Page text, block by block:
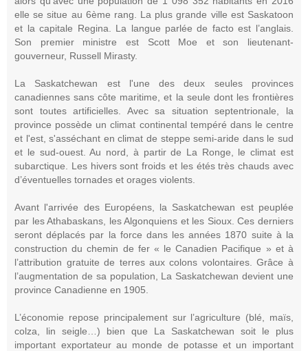
elle se situe au 6ème rang. La plus grande ville est Saskatoon
et la capitale Regina. La langue parlée de facto est l’anglais.
Son premier ministre est Scott Moe et son lieutenant-
gouverneur, Russell Mirasty.
La Saskatchewan est l'une des deux seules provinces
canadiennes sans côte maritime, et la seule dont les frontières
sont toutes artificielles. Avec sa situation septentrionale, la
province possède un climat continental tempéré dans le centre
et l'est, s'asséchant en climat de steppe semi-aride dans le sud
et le sud-ouest. Au nord, à partir de La Ronge, le climat est
subarctique. Les hivers sont froids et les étés très chauds avec
d’éventuelles tornades et orages violents.
Avant l'arrivée des Européens, la Saskatchewan est peuplée
par les Athabaskans, les Algonquiens et les Sioux. Ces derniers
seront déplacés par la force dans les années 1870 suite à la
construction du chemin de fer « le Canadien Pacifique » et à
l’attribution gratuite de terres aux colons volontaires. Grâce à
l’augmentation de sa population, La Saskatchewan devient une
province Canadienne en 1905.
L’économie repose principalement sur l’agriculture (blé, maïs,
colza, lin seigle…) bien que La Saskatchewan soit le plus
important exportateur au monde de potasse et un important